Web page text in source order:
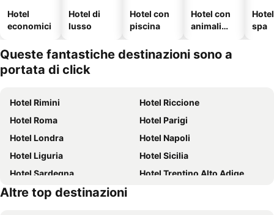
Hotel
economici
Hotel di
lusso
Hotel con
piscina
Hotel con
animali
spa
Queste fantastiche destinazioni sono a
portata di click
Hotel Rimini
Hotel Riccione
Hotel Roma
Hotel Parigi
Hotel Londra
Hotel Napoli
Hotel Liguria
Hotel Sicilia
Hotel Sardegna
Hotel Trentino Alto Adige
Hotel Puglia
Altre top destinazioni